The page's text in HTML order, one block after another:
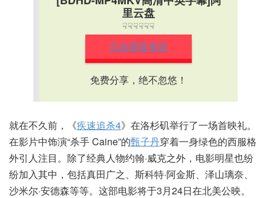
里云盘
☟☟☟☟☟☟
点击获取资源
免费分享，绝不忽悠！
就在不久前，《疾速追杀4》在洛杉矶举行了一场首映礼。
在影片中饰演“杀手 Caine”的甄子丹穿着一身绿色的西服格
外引人注目。除了经典人物约翰·威克之外，电影明星也纷
纷加入其中，包括真田广之、斯科特·阿金斯、泽山璃奈、
沙米尔·安德森等等。这部电影将于3月24日在北美公映。